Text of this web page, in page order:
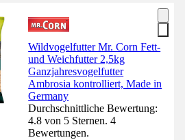
Wildvogelfutter Mr. Corn Fett-
und Weichfutter 2,5kg
Ganzjahresvogelfutter
Ambrosia kontrolliert, Made in
Germany
Durchschnittliche Bewertung:
4.8 von 5 Sternen. 4
Bewertungen.